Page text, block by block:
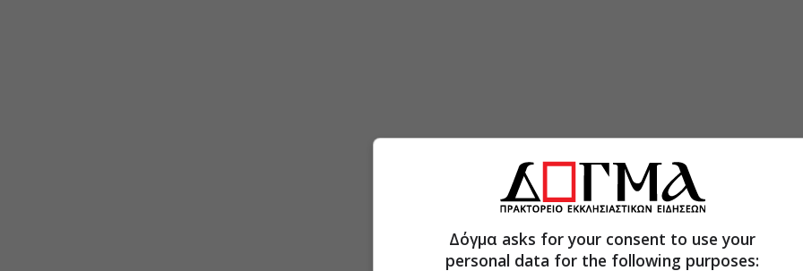
Δόγμα asks for your consent to use your
personal data for the following purposes: